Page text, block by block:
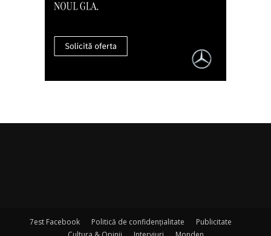
7est Facebook Politică de confidențialitate
Publicitate